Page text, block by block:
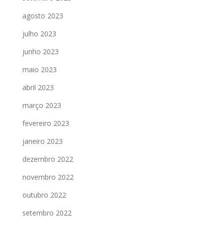
agosto 2023
julho 2023
junho 2023
maio 2023
abril 2023
março 2023
fevereiro 2023
janeiro 2023
dezembro 2022
novembro 2022
outubro 2022
setembro 2022